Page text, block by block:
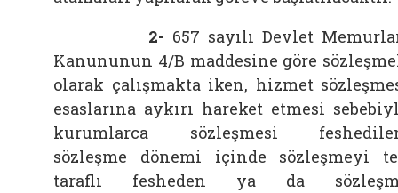
2- 657 sayılı Devlet
Kanununun 4/B maddesine göre
olarak çalışmakta iken, hizmet
esaslarına aykırı hareket etmesi
kurumlarca sözleşmesi
sözleşme dönemi içinde sözleşmeyi
taraflı fesheden ya da